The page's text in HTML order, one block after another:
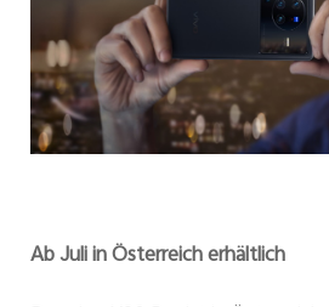
Ab Juli in Österreich erhältlich